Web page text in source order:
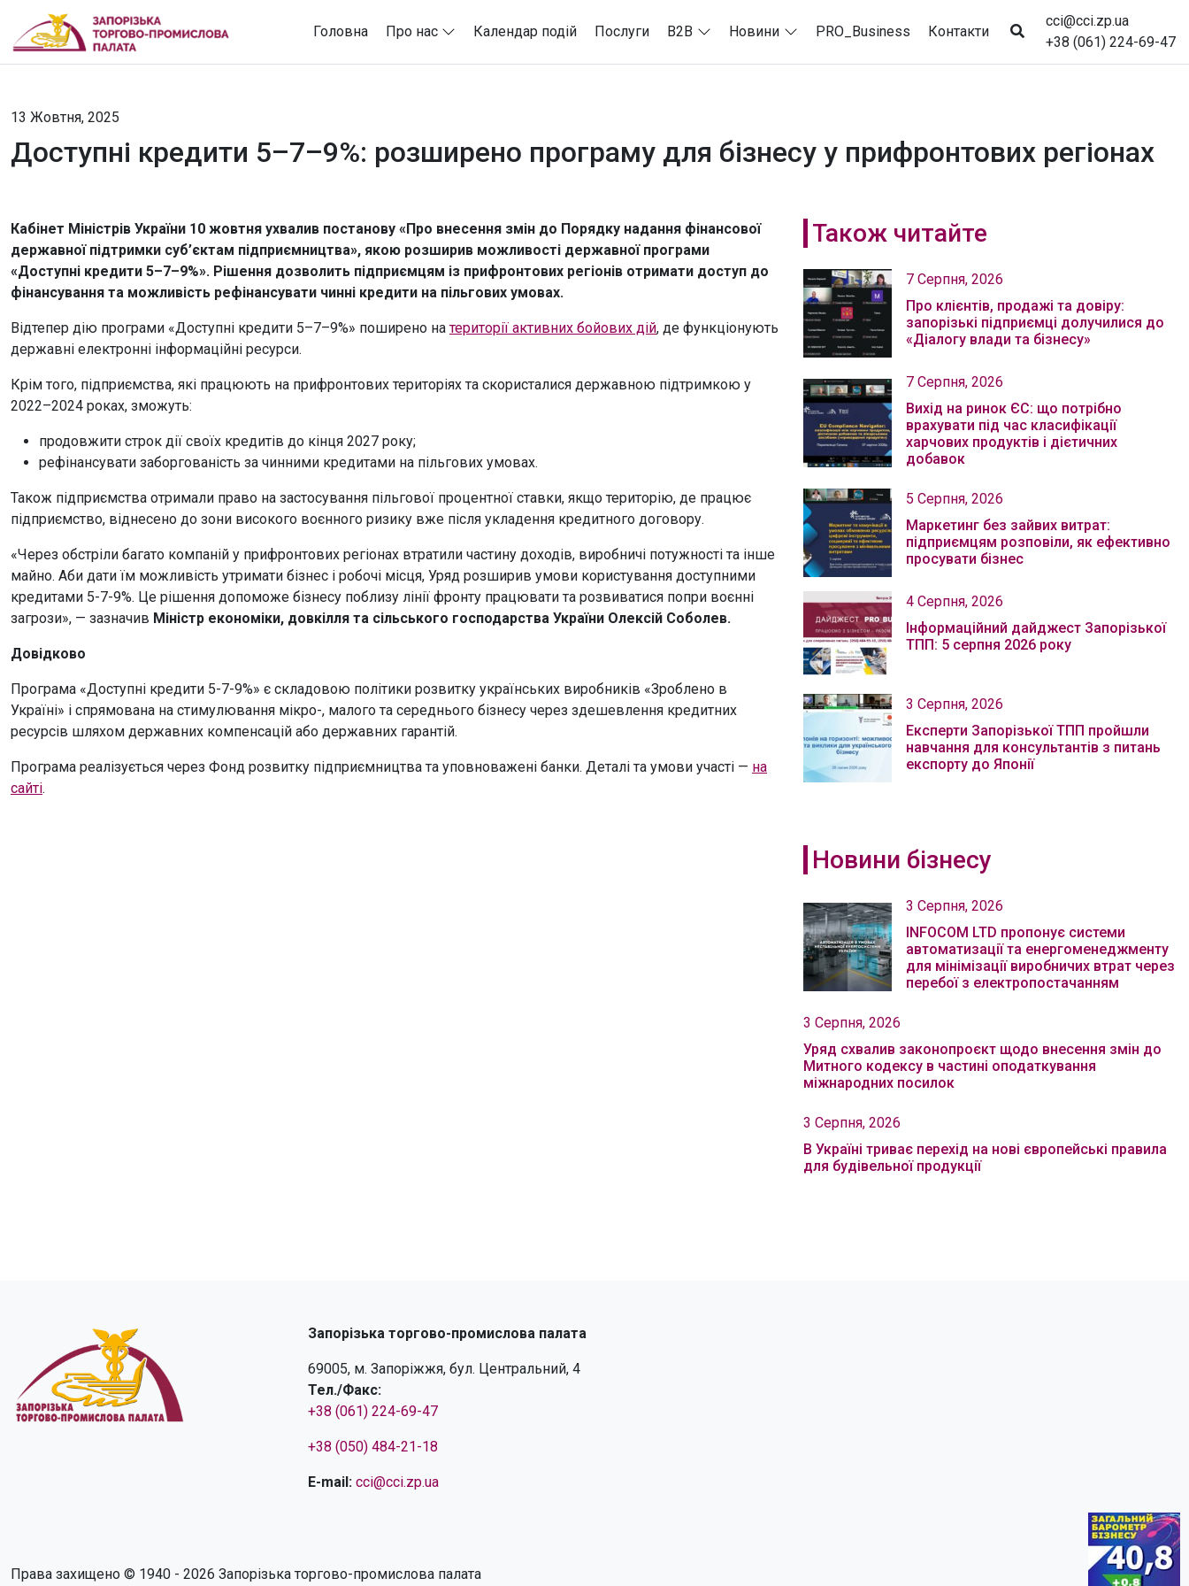
Головна Про нас Календар подій Послуги B2B Новини PRO_Business Контакти
cci@cci.zp.ua
+38 (061) 224-69-47
13 Жовтня, 2025
Доступні кредити 5–7–9%: розширено програму для бізнесу у прифронтових регіонах
Кабінет Міністрів України 10 жовтня ухвалив постанову «Про внесення змін до Порядку надання фінансової
державної підтримки суб’єктам підприємництва», якою розширив можливості державної програми
«Доступні кредити 5–7–9%». Рішення дозволить підприємцям із прифронтових регіонів отримати доступ до
фінансування та можливість рефінансувати чинні кредити на пільгових умовах.
Відтепер дію програми «Доступні кредити 5–7–9%» поширено натериторії активних бойових дій, де функціонують
державні електронні інформаційні ресурси.
Крім того, підприємства, які працюють на прифронтових територіях та скористалися державною підтримкою у
2022–2024 роках, зможуть:
продовжити строк дії своїх кредитів до кінця 2027 року;
рефінансувати заборгованість за чинними кредитами на пільгових умовах.
Також підприємства отримали право на застосування пільгової процентної ставки, якщо територію, де працює
підприємство, віднесено до зони високого воєнного ризику вже після укладення кредитного договору.
«Через обстріли багато компаній у прифронтових регіонах втратили частину доходів, виробничі потужності та інше
майно. Аби дати їм можливість утримати бізнес і робочі місця, Уряд розширив умови користування доступними
кредитами 5-7-9%. Це рішення допоможе бізнесу поблизу лінії фронту працювати та розвиватися попри воєнні
загрози», — зазначив Міністр економіки, довкілля та сільського господарства України Олексій Соболев.
Довідково
Програма «Доступні кредити 5-7-9%» є складовою політики розвитку українських виробників «Зроблено в
Україні» і спрямована на стимулювання мікро-, малого та середнього бізнесу через здешевлення кредитних
ресурсів шляхом державних компенсацій або державних гарантій.
Програма реалізується через Фонд розвитку підприємництва та уповноважені банки. Деталі та умови участі — на
сайті.
Також читайте
7 Серпня, 2026
Про клієнтів, продажі та довіру:
запорізькі підприємці долучилися до
«Діалогу влади та бізнесу»
7 Серпня, 2026
Вихід на ринок ЄС: що потрібно
врахувати під час класифікації
харчових продуктів і дієтичних
добавок
5 Серпня, 2026
Маркетинг без зайвих витрат:
підприємцям розповіли, як ефективно
просувати бізнес
4 Серпня, 2026
Інформаційний дайджест Запорізької
ТПП: 5 серпня 2026 року
3 Серпня, 2026
Експерти Запорізької ТПП пройшли
навчання для консультантів з питань
експорту до Японії
Новини бізнесу
3 Серпня, 2026
INFOCOM LTD пропонує системи
автоматизації та енергоменеджменту
для мінімізації виробничих втрат через
перебої з електропостачанням
3 Серпня, 2026
Уряд схвалив законопроєкт щодо внесення змін до
Митного кодексу в частині оподаткування
міжнародних посилок
3 Серпня, 2026
В Україні триває перехід на нові європейські правила
для будівельної продукції
Запорізька торгово-промислова палата
69005, м. Запоріжжя, бул. Центральний, 4
Тел./Факс:
+38 (061) 224-69-47
+38 (050) 484-21-18
E-mail: cci@cci.zp.ua
Права захищено © 1940 - 2026 Запорізька торгово-промислова палата